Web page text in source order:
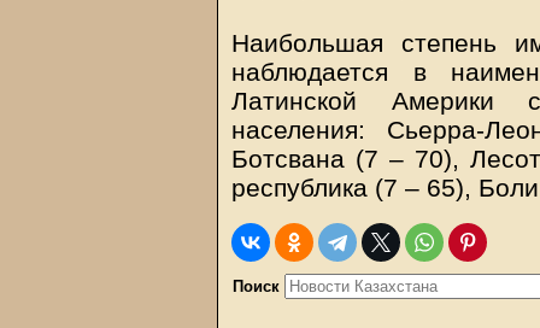
Наибольшая степень
наблюдается в
Латинской Америки
населения: Сьерра-
Ботсвана (7 – 70),
республика (7 – 65),
Поиск